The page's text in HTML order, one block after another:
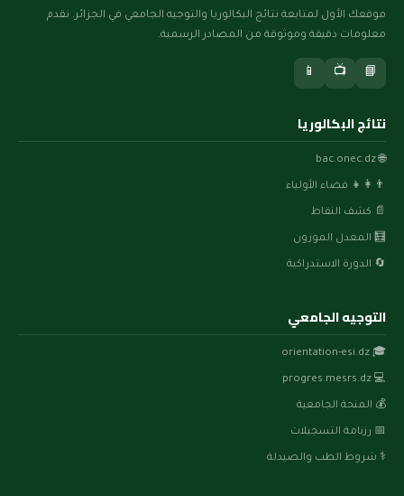
موقعك الأول لمتابعة نتائج البكالوريا والتوجيه الجامعي في الجزائر. نقدم
معلومات دقيقة وموثوقة من المصادر الرسمية.
📘
📺
📱
نتائج البكالوريا
🌐 bac.onec.dz
👨‍👩‍👧 فضاء الأولياء
📄 كشف النقاط
🧮 المعدل الموزون
🔄 الدورة الاستدراكية
التوجيه الجامعي
🎓 orientation-esi.dz
💻 progres.mesrs.dz
💰 المنحة الجامعية
📅 رزنامة التسجيلات
⚕️ شروط الطب والصيدلة